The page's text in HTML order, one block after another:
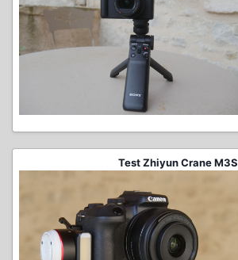
Test Zhiyun Crane M3S